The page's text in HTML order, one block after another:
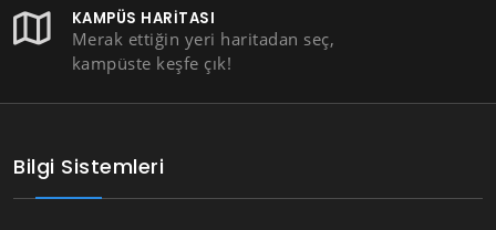
KAMPÜS HARITASI
Merak ettiğin yeri haritadan seç,
kampüste keşfe çık!
Bilgi Sistemleri